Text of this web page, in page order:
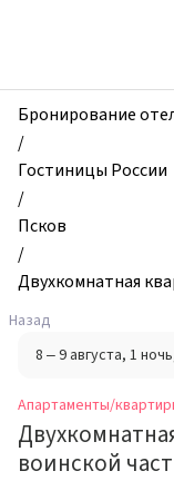
и
квартиры,
квартира
напротив
воинской
части
Маргелова
11,
Псков,
Россия
Бронирование
/
Гостиницы России
/
Псков
/
Двухкомнатная
Назад
8 – 9 августа, 1 ночь
Апартаменты/
воинской